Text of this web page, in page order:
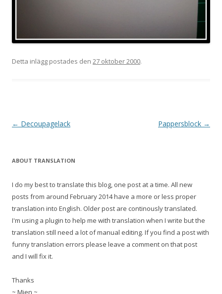
Detta inlägg postades den 27 oktober 2000.
Inläggsnavigering
← Decoupagelack Pappersblock →
ABOUT TRANSLATION
I do my best to translate this blog, one post at a time. All new
posts from around February 2014 have a more or less proper
translation into English. Older post are continously translated.
I'm using a plugin to help me with translation when I write but the
translation still need a lot of manual editing. If you find a post with
funny translation errors please leave a comment on that post
and I will fix it.
Thanks
~ Mien ~